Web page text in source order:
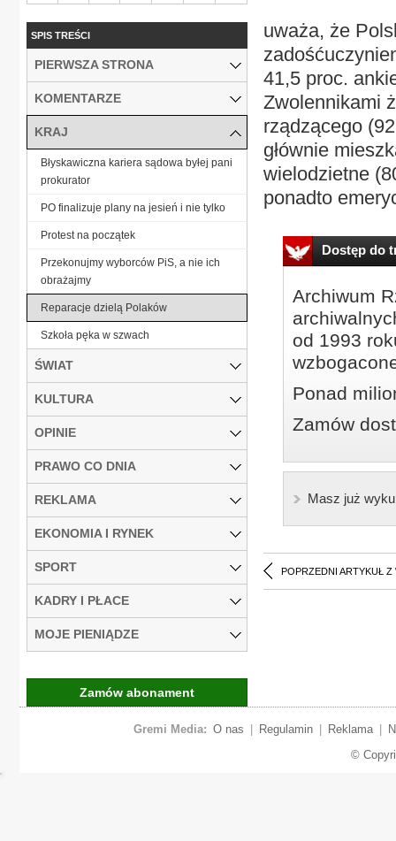
uważa, że
41,5 proc.
Zwolennikami
rządzącego
głównie
wielodzietne
ponadto
Dostęp do
Archiwum
od 1993
Ponad
Zamów
Masz już
POPRZEDNI ARTYKUŁ Z
SPIS TREŚCI
PIERWSZA STRONA
KOMENTARZE
KRAJ
Błyskawiczna kariera sądowa byłej pani
prokurator
PO finalizuje plany na jesień i nie tylko
Protest na początek
Przekonujmy wyborców PiS, a nie ich
obrażajmy
Reparacje dzielą Polaków
Szkoła pęka w szwach
ŚWIAT
KULTURA
OPINIE
PRAWO CO DNIA
REKLAMA
EKONOMIA I RYNEK
SPORT
KADRY I PŁACE
MOJE PIENIĄDZE
Zamów abonament
Gremi Media: O nas Regulamin Reklama
©